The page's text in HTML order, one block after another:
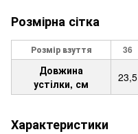
Розмірна сітка
Розмір взуття 36
Довжина
устілки, см
23,5
Характеристики